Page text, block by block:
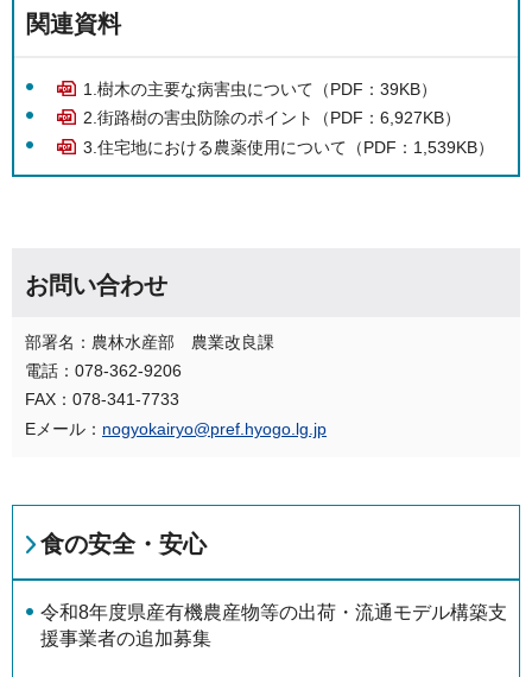
関連資料
1.樹木の主要な病害虫について（PDF：39KB）
2.街路樹の害虫防除のポイント（PDF：6,927KB）
3.住宅地における農薬使用について（PDF：1,539KB）
お問い合わせ
部署名：農林水産部 農業改良課
電話：078-362-9206
FAX：078-341-7733
Eメール： nogyokairyo@pref.hyogo.lg.jp
食の安全・安心
令和8年度県産有機農産物等の出荷・流通モデル構築支
援事業者の追加募集